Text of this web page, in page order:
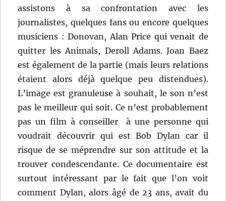
assistons à sa confrontation avec les
journalistes, quelques fans ou encore quelques
musiciens : Donovan, Alan Price qui venait de
quitter les Animals, Deroll Adams. Joan Baez
est également de la partie (mais leurs relations
étaient alors déjà quelque peu distendues).
L’image est granuleuse à souhait, le son n’est
pas le meilleur qui soit. Ce n’est probablement
pas un film à conseiller à une personne qui
voudrait découvrir qui est Bob Dylan car il
risque de se méprendre sur son attitude et la
trouver condescendante. Ce documentaire est
surtout intéressant par le fait que l’on voit
comment Dylan, alors âgé de 23 ans, avait du